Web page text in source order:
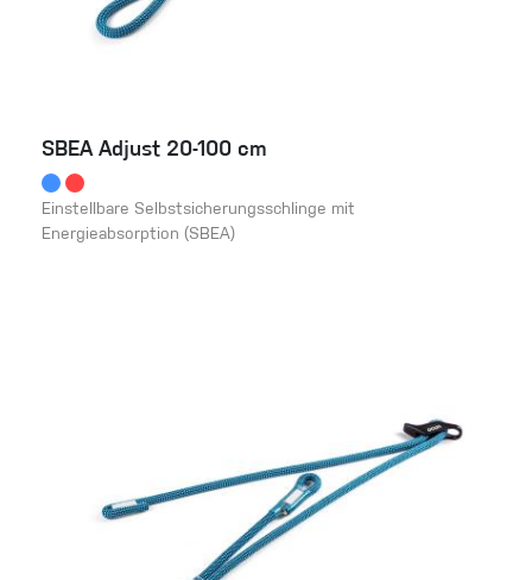
SBEA Adjust 20-100 cm
Einstellbare Selbstsicherungsschlinge mit
Energieabsorption (SBEA)